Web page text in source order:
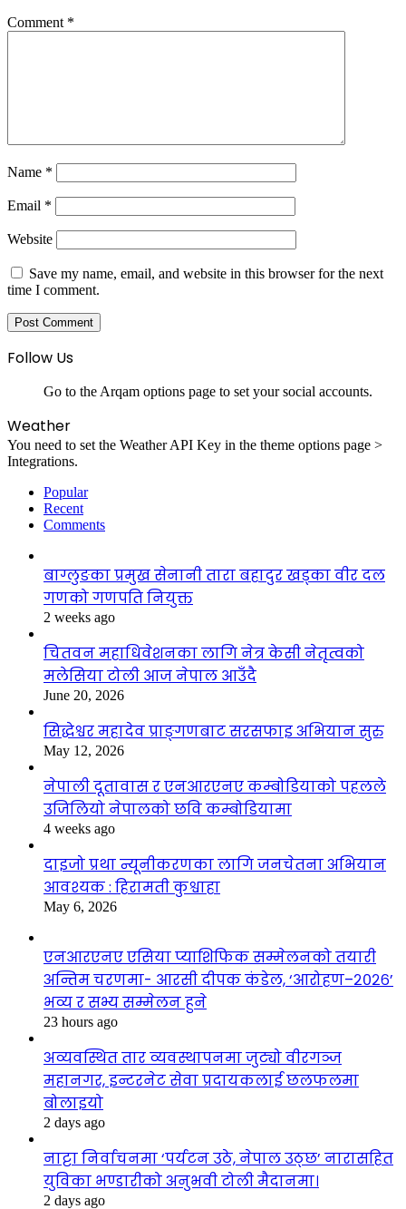
Comment *
Name *
Email *
Website
Save my name, email, and website in this browser for the next
time I comment.
Follow Us
Go to the Arqam options page to set your social accounts.
Weather
You need to set the Weather API Key in the theme options page >
Integrations.
Popular
Recent
Comments
बाग्लुङका प्रमुख सेनानी तारा बहादुर खड्का वीर दल
गणको गणपति नियुक्त
2 weeks ago
चितवन महाधिवेशनका लागि नेत्र केसी नेतृत्वको
मलेसिया टोली आज नेपाल आउँदै
June 20, 2026
सिद्धेश्वर महादेव प्राङ्गणबाट सरसफाइ अभियान सुरु
May 12, 2026
नेपाली दूतावास र एनआरएनए कम्बोडियाको पहलले
उजिलियो नेपालको छवि कम्बोडियामा
4 weeks ago
दाइजो प्रथा न्यूनीकरणका लागि जनचेतना अभियान
आवश्यक : हिरामती कुश्वाहा
May 6, 2026
एनआरएनए एसिया प्याशिफिक सम्मेलनको तयारी
अन्तिम चरणमा- आरसी दीपक कंडेल, ‘आरोहण–२०२६’
भव्य र सभ्य सम्मेलन हुने
23 hours ago
अव्यवस्थित तार व्यवस्थापनमा जुट्यो वीरगञ्ज
महानगर, इन्टरनेट सेवा प्रदायकलाई छलफलमा
बोलाइयो
2 days ago
नाट्टा निर्वाचनमा ‘पर्यटन उठे, नेपाल उठ्छ’ नारासहित
युविका भण्डारीको अनुभवी टोली मैदानमा।
2 days ago